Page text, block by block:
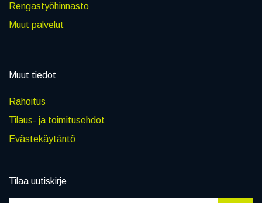
Rengastyöhinnasto
Muut palvelut
Muut tiedot
Rahoitus
Tilaus- ja toimitusehdot
Evästekäytäntö
Tilaa uutiskirje